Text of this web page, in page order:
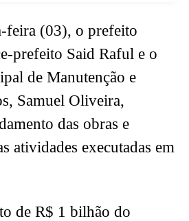
feira (03), o prefeito
prefeito Said Raful e o
de Manutenção e
Samuel Oliveira,
das obras e
atividades executadas em
de R$ 1 bilhão do